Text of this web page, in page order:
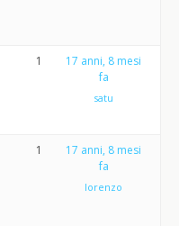
1
17 anni, 8 mesi
fa
satu
1
17 anni, 8 mesi
fa
lorenzo